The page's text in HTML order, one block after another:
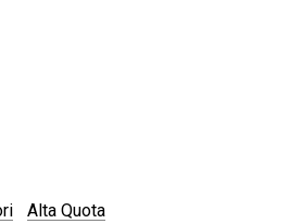
Alta Quota